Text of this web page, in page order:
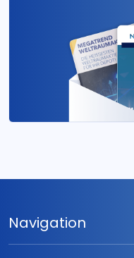
Navigation